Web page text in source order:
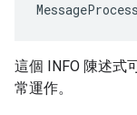
這個 INFO 陳述式
常運作。